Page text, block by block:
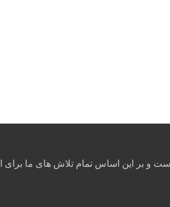
و بر این اساس تمام تلاش های ما